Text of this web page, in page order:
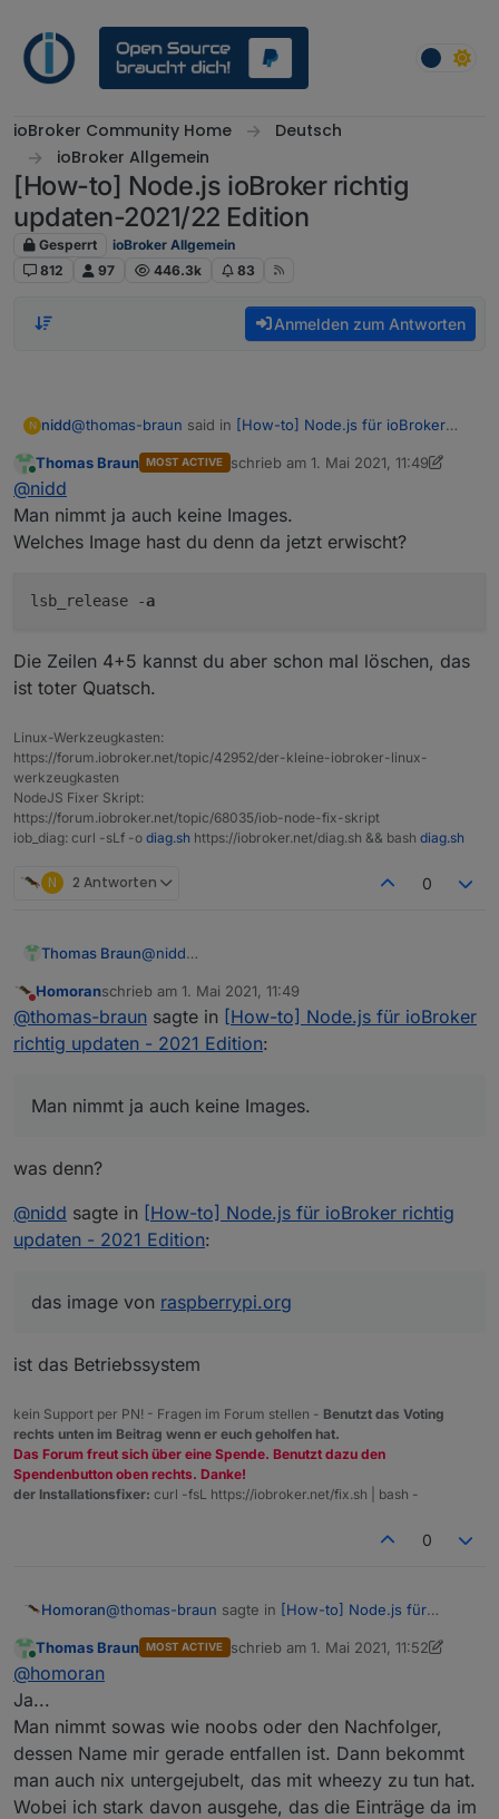
ioBroker Community Home
Deutsch
ioBroker Allgemein
[How-to] Node.js ioBroker richtig
updaten-2021/22 Edition
Gesperrt
ioBroker Allgemein
812
97 446.3k 83
Anmelden zum Antworten
N nidd@thomas-braun said in [How-to] Node.js für ioBroker
ich habe den Pi erst vor 2 Monaten aufgesetzt und da das
# Uncomment line below then 'apt-get update'
deb-src http://archive.raspbian.org/raspbian
Online
Thomas Braun MOST ACTIVE schrieb am 1. Mai 2021, 11:49
zuletzt editiert von Thomas Braun
@nidd
Man nimmt ja auch keine Images.
Welches Image hast du denn da jetzt erwischt?
lsb_release -a
Die Zeilen 4+5 kannst du aber schon mal löschen, das
ist toter Quatsch.
Linux-Werkzeugkasten:
https://forum.iobroker.net/topic/42952/der-kleine-iobroker-linux-
werkzeugkasten
NodeJS Fixer Skript:
https://forum.iobroker.net/topic/68035/iob-node-fix-skript
iob_diag: curl -sLf -o diag.sh https://iobroker.net/diag.sh && bash diag.sh
N 2 Antworten 0
Thomas Braun@nidd
Welches Image hast du denn da jetzt erwischt?
Die Zeilen 4+5 kannst du aber schon mal
löschen, das ist toter Quatsch.
Nicht stören
Homoranschrieb am 1. Mai 2021, 11:49
zuletzt editiert von
@thomas-braun sagte in [How-to] Node.js für ioBroker
richtig updaten - 2021 Edition:
Man nimmt ja auch keine Images.
was denn?
@nidd sagte in [How-to] Node.js für ioBroker richtig
updaten - 2021 Edition:
das image von raspberrypi.org
ist das Betriebssystem
kein Support per PN! - Fragen im Forum stellen - Benutzt das Voting
rechts unten im Beitrag wenn er euch geholfen hat.
Das Forum freut sich über eine Spende. Benutzt dazu den
Spendenbutton oben rechts. Danke!
der Installationsfixer: curl -fsL https://iobroker.net/fix.sh | bash -
0
Homoran@thomas-braun sagte in [How-to] Node.js für
was denn?
@ sagte in
[How-to] Node.js für ioBroker richtig
updaten - 2021 Edition:
Online
Thomas Braun MOST ACTIVE schrieb am 1. Mai 2021, 11:52
zuletzt editiert von Thomas Braun
@homoran
Ja...
Man nimmt sowas wie noobs oder den Nachfolger,
dessen Name mir gerade entfallen ist. Dann bekommt
man auch nix untergejubelt, das mit wheezy zu tun hat.
Wobei ich stark davon ausgehe, das die Einträge da im